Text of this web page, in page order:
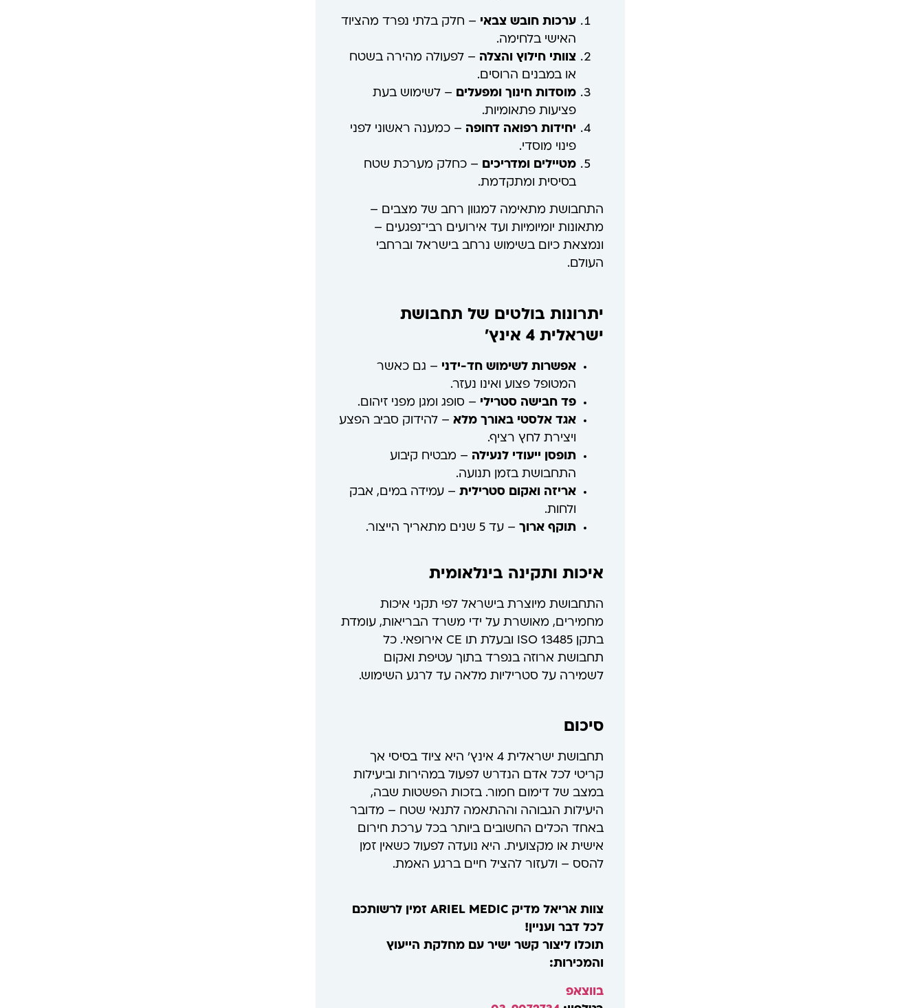
ערכות חובש צבאי – חלק בלתי נפרד מהציוד
האישי בלחימה.
צוותי חילוץ והצלה – לפעולה מהירה בשטח
או במבנים הרוסים.
מוסדות חינוך ומפעלים – לשימוש בעת
פציעות פתאומיות.
יחידות רפואה דחופה – כמענה ראשוני לפני
פינוי מוסדי.
מטיילים ומדריכים – כחלק מערכת שטח
בסיסית ומתקדמת.
התחבושת מתאימה למגוון רחב של מצבים –
מתאונות יומיומיות ועד אירועים רבי־נפגעים –
ונמצאת כיום בשימוש נרחב בישראל וברחבי
העולם.
יתרונות בולטים של תחבושת
ישראלית 4 אינץ
'
אפשרות לשימוש חד-ידני – גם כאשר
המטופל פצוע ואינו נעזר.
פד חבישה סטרילי – סופג ומגן מפני זיהום.
אגד אלסטי באורך מלא – להידוק סביב הפצע
ויצירת לחץ רציף.
תופסן ייעודי לנעילה – מבטיח קיבוע
התחבושת בזמן תנועה.
אריזה ואקום סטרילית – עמידה במים, אבק
ולחות.
תוקף ארוך – עד 5 שנים מתאריך הייצור.
איכות ותקינה בינלאומית
התחבושת מיוצרת בישראל לפי תקני איכות
מחמירים, מאושרת על ידי משרד הבריאות, עומדת
בתקן ISO 13485 ובעלת תו CE אירופאי. כל
תחבושת ארוזה בנפרד בתוך עטיפת ואקום
לשמירה על סטריליות מלאה עד לרגע השימוש.
סיכום
תחבושת ישראלית 4 אינץ' היא ציוד בסיסי אך
קריטי לכל אדם הנדרש לפעול במהירות וביעילות
במצב של דימום חמור. בזכות הפשטות שבה,
היעילות הגבוהה וההתאמה לתנאי שטח – מדובר
באחד הכלים החשובים ביותר בכל ערכת חירום
אישית או מקצועית. היא נועדה לפעול כשאין זמן
להסס – ולעזור להציל חיים ברגע האמת.
צוות אריאל מדיק ARIEL MEDIC זמין לרשותכם
לכל דבר ועניין!
תוכלו ליצור קשר ישיר עם מחלקת הייעוץ
והמכירות:
בווצאפ